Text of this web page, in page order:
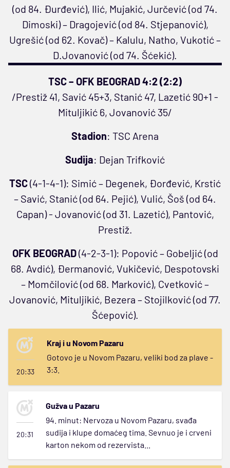
(od 84. Đurđević), Ilić, Mujakić, Jurčević (od 74.
Dimoski) – Dragojević (od 84. Stjepanović),
Ugrešić (od 62. Kovač) – Kalulu, Natho, Vukotić –
D.Jovanović (od 74. Šćekić).
TSC – OFK BEOGRAD 4:2 (2:2)
/Prestiž 41, Savić 45+3, Stanić 47, Lazetić 90+1 -
Mituljikić 6, Jovanović 35/
Stadion: TSC Arena
Sudija: Dejan Trifković
TSC(4-1-4-1): Simić – Degenek, Đorđević, Krstić
– Savić, Stanić (od 64. Pejić), Vulić, Šoš (od 64.
Capan) - Jovanović (od 31. Lazetić), Pantović,
Prestiž.
OFK BEOGRAD(4-2-3-1): Popović – Gobeljić (od
68. Avdić), Đermanović, Vukičević, Despotovski
– Momčilović (od 68. Marković), Cvetković –
Jovanović, Mituljikić, Bezera – Stojilković (od 77.
Šćepović).
20:33
Kraj i u Novom Pazaru
Gotovo je u Novom Pazaru, veliki bod za plave -
3:3.
20:31
Gužva u Pazaru
94. minut: Nervoza u Novom Pazaru, svađa
sudija i klupe domaćeg tima. Sevnuo je i crveni
karton nekom od rezervista...